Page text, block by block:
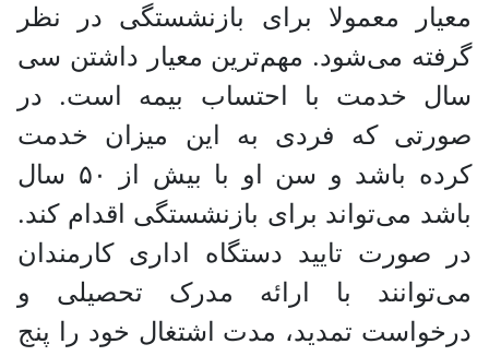
معیار معمولا برای بازنشستگی در نظر
گرفته می‌شود. مهم‌ترین معیار داشتن سی
سال خدمت با احتساب بیمه است. در
صورتی که فردی به این میزان خدمت
کرده باشد و سن او با بیش از ۵۰ سال
باشد می‌تواند برای بازنشستگی اقدام کند.
در صورت تایید دستگاه اداری کارمندان
می‌توانند با ارائه مدرک تحصیلی و
درخواست تمدید، مدت اشتغال خود را پنج